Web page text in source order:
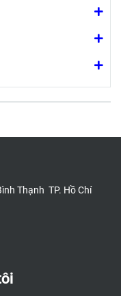
Thạnh TP. Hồ Chí